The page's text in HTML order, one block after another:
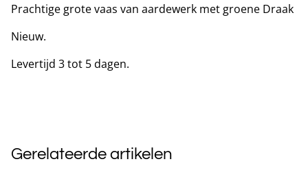
Prachtige grote vaas van aardewerk met groene Draak
Nieuw.
Levertijd 3 tot 5 dagen.
Gerelateerde artikelen